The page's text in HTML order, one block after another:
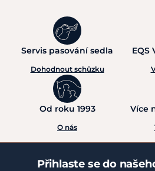
Servis pasování sedla
Dohodnout schůzku
EQS
Od roku 1993
O nás
Více
Přihlaste se do